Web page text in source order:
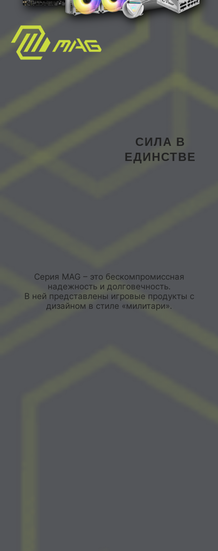
СИЛА В
ЕДИНСТВЕ
Серия MAG – это бескомпромиссная
надежность и долговечность.
В ней представлены игровые продукты с
дизайном в стиле «милитари».